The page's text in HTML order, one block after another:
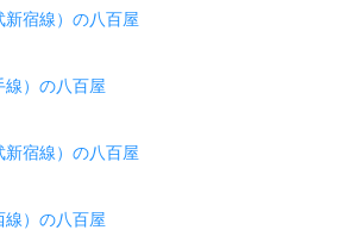
宿線）の八百屋
線）の八百屋
宿線）の八百屋
線）の八百屋